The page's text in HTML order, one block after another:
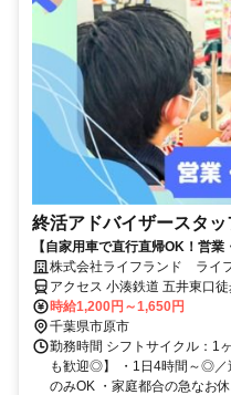
終活アドバイザースタッ
【自家用車で直行直帰OK！営
3日～＆扶養内勤務OKだから、
迎です◎柔軟なシフト体制・し
すさもバツグン！フルタイム希
株式会社ライフランド ライ
プレイス五井)
アクセス 小湊鉄道 五井東口
分
時給1,200円～1,650円
千葉県市原市
勤務時間 シフトサイクル：1
も歓迎◎】 ・1日4時間～◎／
のみOK ・家庭都合の急なお